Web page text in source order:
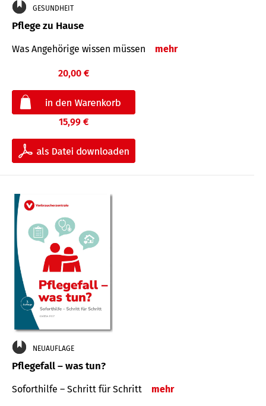
GESUNDHEIT
Pflege zu Hause
Was Angehörige wissen müssen mehr
20,00 €
15,99 €
NEUAUFLAGE
Pflegefall – was tun?
Soforthilfe – Schritt für Schritt mehr